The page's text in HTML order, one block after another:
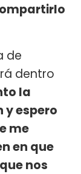
de
dentro
la
y espero
me
en que
nos